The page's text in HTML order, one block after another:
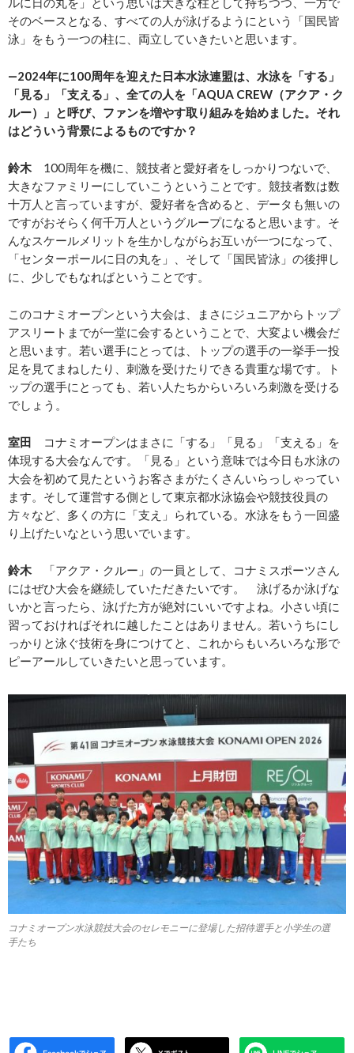
そのベースとなる、すべての人が泳げるようにという「国民皆
泳」をもう一つの柱に、両立していきたいと思います。
―2024年に100周年を迎えた日本水泳連盟は、水泳を「する」
「見る」「支える」、全ての人を「AQUA CREW（アクア・ク
ルー）」と呼び、ファンを増やす取り組みを始めました。それ
はどういう背景によるものですか？
鈴木100周年を機に、競技者と愛好者をしっかりつないで、
大きなファミリーにしていこうということです。競技者数は数
十万人と言っていますが、愛好者を含めると、データも無いの
ですがおそらく何千万人というグループになると思います。そ
んなスケールメリットを生かしながらお互いが一つになって、
「センターポールに日の丸を」、そして「国民皆泳」の後押し
に、少しでもなればということです。
このコナミオープンという大会は、まさにジュニアからトップ
アスリートまでが一堂に会するということで、大変よい機会だ
と思います。若い選手にとっては、トップの選手の一挙手一投
足を見てまねしたり、刺激を受けたりできる貴重な場です。ト
ップの選手にとっても、若い人たちからいろいろ刺激を受ける
でしょう。
室田 コナミオープンはまさに「する」「見る」「支える」を
体現する大会なんです。「見る」という意味では今日も水泳の
大会を初めて見たというお客さまがたくさんいらっしゃってい
ます。そして運営する側として東京都水泳協会や競技役員の
方々など、多くの方に「支え」られている。水泳をもう一回盛
り上げたいなという思いでいます。
鈴木「アクア・クルー」の一員として、コナミスポーツさん
にはぜひ大会を継続していただきたいです。 泳げるか泳げな
いかと言ったら、泳げた方が絶対にいいですよね。小さい頃に
習っておければそれに越したことはありません。若いうちにし
っかりと泳ぐ技術を身につけてと、これからもいろいろな形で
ピーアールしていきたいと思っています。
コナミオープン水泳競技大会のセレモニーに登場した招待選手と小学生の選
手たち